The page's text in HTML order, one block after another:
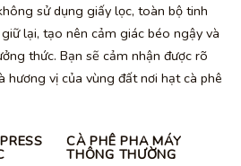
sử dụng giấy lọc, toàn bộ tinh
lại, tạo nên cảm giác béo ngậy và
thức. Bạn sẽ cảm nhận được rõ
hương vị của vùng đất nơi hạt cà phê
CÀ PHÊ PHA MÁY
THÔNG THƯỜNG